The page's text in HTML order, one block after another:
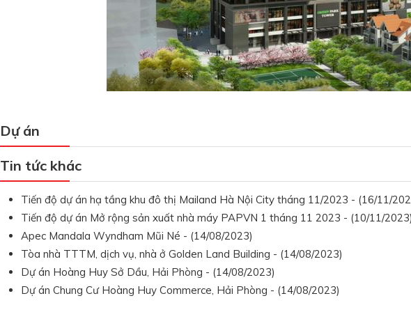
Dự án
Tin tức khác
Tiến độ dự án hạ tầng khu đô thị Mailand Hà Nội City tháng 11/2023 - (16/11/
Tiến độ dự án Mở rộng sản xuất nhà máy PAPVN 1 tháng 11 2023 - (10/11/
Apec Mandala Wyndham Mũi Né - (14/08/2023)
Tòa nhà TTTM, dịch vụ, nhà ở Golden Land Building - (14/08/2023)
Dự án Hoàng Huy Sở Dầu, Hải Phòng - (14/08/2023)
Dự án Chung Cư Hoàng Huy Commerce, Hải Phòng - (14/08/2023)